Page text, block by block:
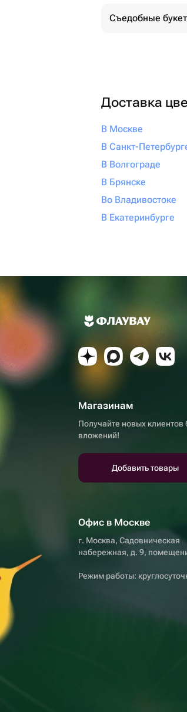
Съедобные
Доставка
В Москве
В Санкт-
В Волгограде
В Брянске
Во Владивостоке
В Екатеринбурге
Магазинам
Получайте новых клиентов
вложений!
Добавить товары
Офис в Москве
г. Москва, Садовническая
набережная, д. 9,
Режим работы: